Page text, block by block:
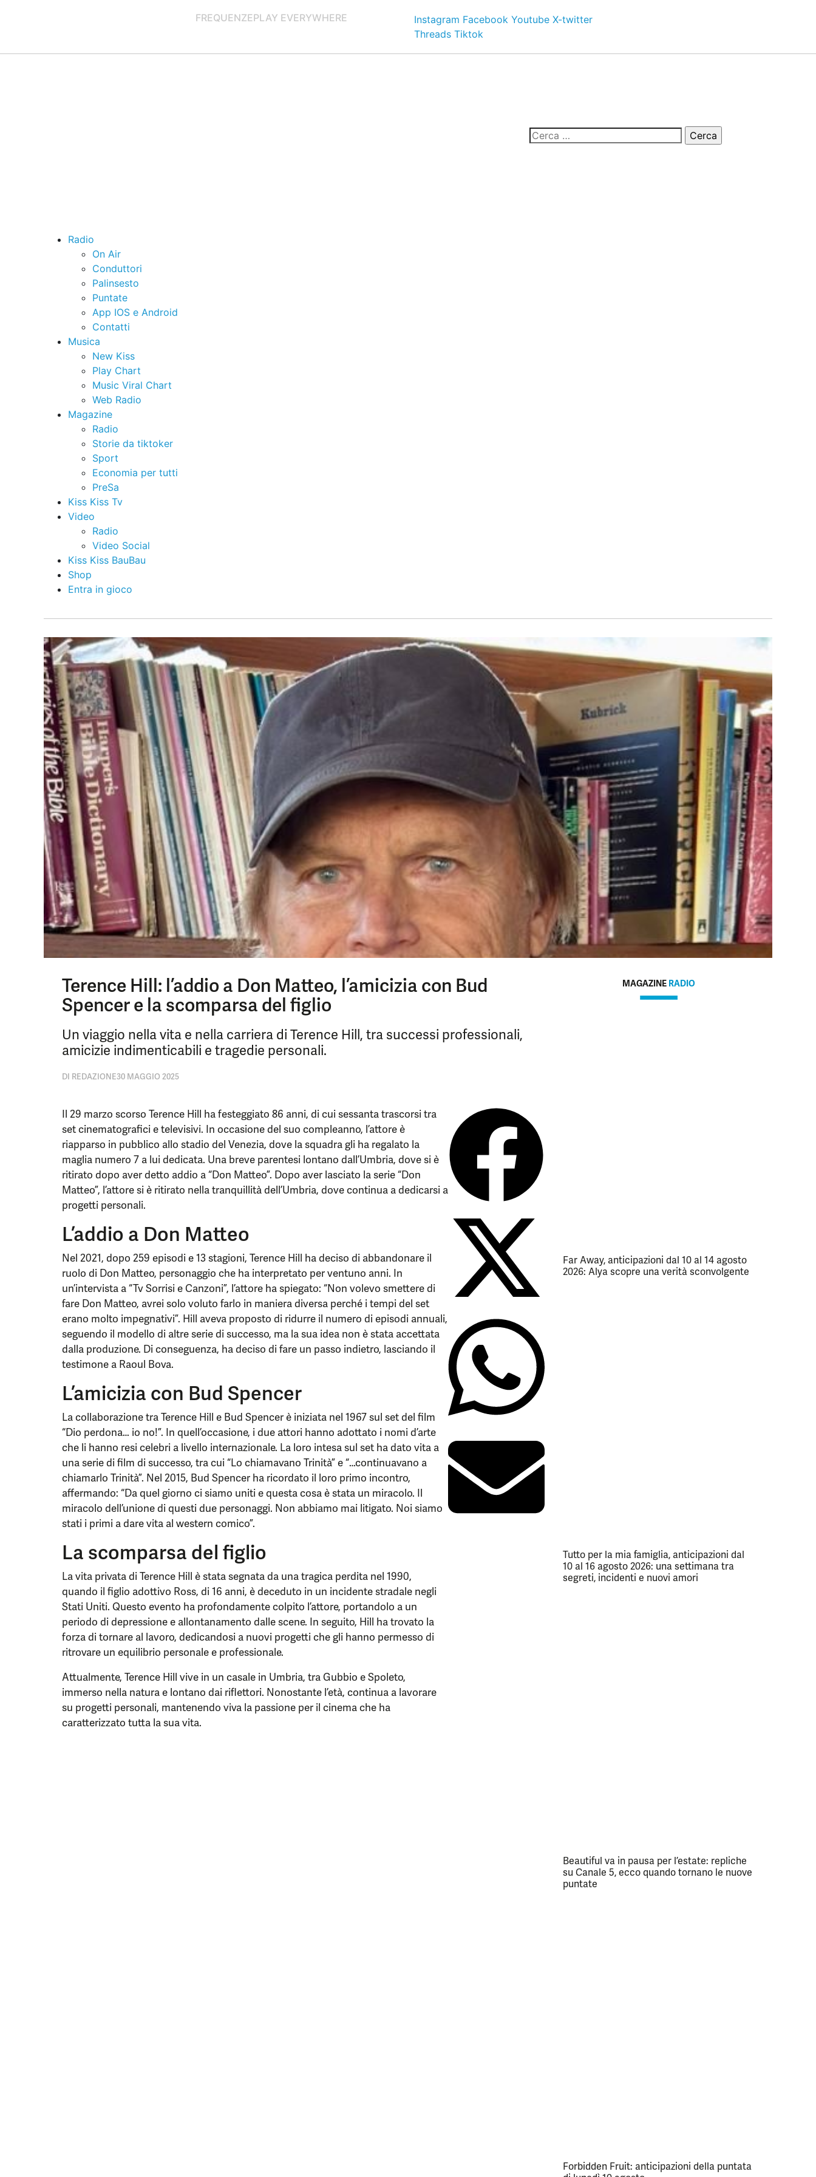
FREQUENZEPLAY EVERYWHERE Instagram Facebook Youtube X-twitter
Threads Tiktok
Radio
On Air
Conduttori
Palinsesto
Puntate
App IOS e Android
Contatti
Musica
New Kiss
Play Chart
Music Viral Chart
Web Radio
Magazine
Radio
Storie da tiktoker
Sport
Economia per tutti
PreSa
Kiss Kiss Tv
Video
Radio
Video Social
Kiss Kiss BauBau
Shop
Entra in gioco
Terence Hill: l’addio a Don Matteo, l’amicizia con Bud
Spencer e la scomparsa del figlio
Un viaggio nella vita e nella carriera di Terence Hill, tra successi professionali,
amicizie indimenticabili e tragedie personali.
DI REDAZIONE30 MAGGIO 2025
Il 29 marzo scorso Terence Hill ha festeggiato 86 anni, di cui sessanta trascorsi tra
set cinematografici e televisivi. In occasione del suo compleanno, l’attore è
riapparso in pubblico allo stadio del Venezia, dove la squadra gli ha regalato la
maglia numero 7 a lui dedicata. Una breve parentesi lontano dall’Umbria, dove si è
ritirato dopo aver detto addio a “Don Matteo”. Dopo aver lasciato la serie “Don
Matteo”, l’attore si è ritirato nella tranquillità dell’Umbria, dove continua a dedicarsi a
progetti personali.
L’addio a Don Matteo
Nel 2021, dopo 259 episodi e 13 stagioni, Terence Hill ha deciso di abbandonare il
ruolo di Don Matteo, personaggio che ha interpretato per ventuno anni. In
un’intervista a “Tv Sorrisi e Canzoni”, l’attore ha spiegato: “Non volevo smettere di
fare Don Matteo, avrei solo voluto farlo in maniera diversa perché i tempi del set
erano molto impegnativi”. Hill aveva proposto di ridurre il numero di episodi annuali,
seguendo il modello di altre serie di successo, ma la sua idea non è stata accettata
dalla produzione. Di conseguenza, ha deciso di fare un passo indietro, lasciando il
testimone a Raoul Bova.
L’amicizia con Bud Spencer
La collaborazione tra Terence Hill e Bud Spencer è iniziata nel 1967 sul set del film
“Dio perdona… io no!”. In quell’occasione, i due attori hanno adottato i nomi d’arte
che li hanno resi celebri a livello internazionale. La loro intesa sul set ha dato vita a
una serie di film di successo, tra cui “Lo chiamavano Trinità” e “…continuavano a
chiamarlo Trinità”. Nel 2015, Bud Spencer ha ricordato il loro primo incontro,
affermando: “Da quel giorno ci siamo uniti e questa cosa è stata un miracolo. Il
miracolo dell’unione di questi due personaggi. Non abbiamo mai litigato. Noi siamo
stati i primi a dare vita al western comico”.
La scomparsa del figlio
La vita privata di Terence Hill è stata segnata da una tragica perdita nel 1990,
quando il figlio adottivo Ross, di 16 anni, è deceduto in un incidente stradale negli
Stati Uniti. Questo evento ha profondamente colpito l’attore, portandolo a un
periodo di depressione e allontanamento dalle scene. In seguito, Hill ha trovato la
forza di tornare al lavoro, dedicandosi a nuovi progetti che gli hanno permesso di
ritrovare un equilibrio personale e professionale.
Attualmente, Terence Hill vive in un casale in Umbria, tra Gubbio e Spoleto,
immerso nella natura e lontano dai riflettori. Nonostante l’età, continua a lavorare
su progetti personali, mantenendo viva la passione per il cinema che ha
caratterizzato tutta la sua vita.
MAGAZINE RADIO
Far Away, anticipazioni dal 10 al 14 agosto
2026: Alya scopre una verità sconvolgente
Tutto per la mia famiglia, anticipazioni dal
10 al 16 agosto 2026: una settimana tra
segreti, incidenti e nuovi amori
Beautiful va in pausa per l’estate: repliche
su Canale 5, ecco quando tornano le nuove
puntate
Forbidden Fruit: anticipazioni della puntata